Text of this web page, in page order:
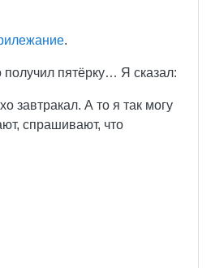
.
пятёрку… Я сказал:
завтракал. А то я так могу
спрашивают, что